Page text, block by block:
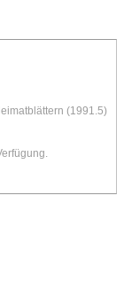
(1991.5)